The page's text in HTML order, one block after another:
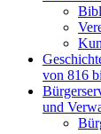
von 816
und